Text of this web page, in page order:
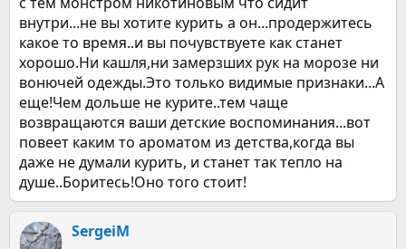
внутри...не вы хотите курить а он...продержитесь
какое то время..и вы почувствуете как станет
хорошо.Ни кашля,ни замерзших рук на морозе ни
вонючей одежды.Это только видимые признаки...А
еще!Чем дольше не курите..тем чаще
возвращаются ваши детские воспоминания...вот
повеет каким то ароматом из детства,когда вы
даже не думали курить, и станет так тепло на
душе..Боритесь!Оно того стоит!
SergeiM